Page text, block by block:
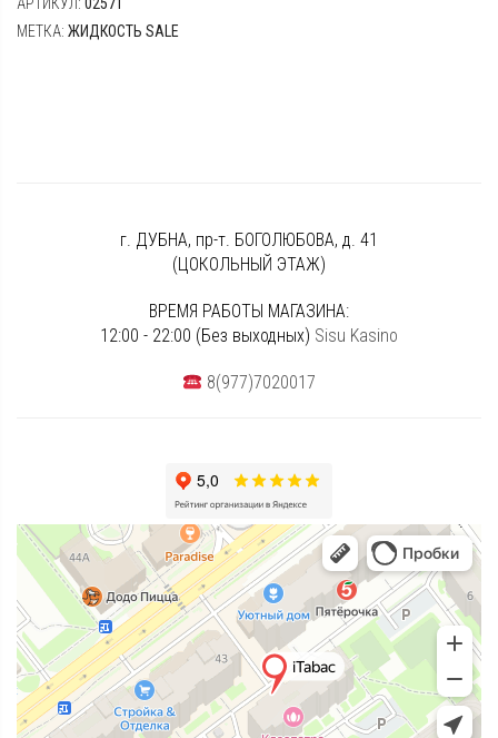
МЕТКА: ЖИДКОСТЬ SALE
г. ДУБНА, пр-т. БОГОЛЮБОВА, д. 41
(ЦОКОЛЬНЫЙ ЭТАЖ)
ВРЕМЯ РАБОТЫ МАГАЗИНА:
12:00 - 22:00 (Без выходных) Sisu Kasino
8(977)7020017